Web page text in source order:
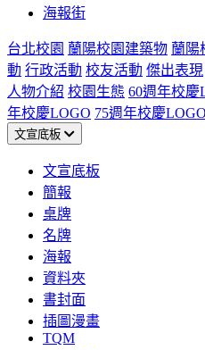
海報街
台北校園 蘭陽校園建築物 蘭陽
動 行政活動 校友活動 傑出表現
人物介紹 校園生態 60週年校慶
年校慶LOGO 75週年校慶LOGO
文宣底板
文宣底板
簡報
桌牌
名牌
海報
資料夾
書封面
插圖漫畫
TQM